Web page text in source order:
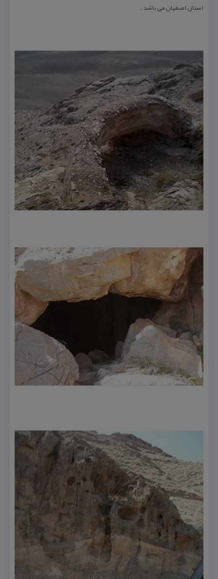
استان اصفهان می باشد .